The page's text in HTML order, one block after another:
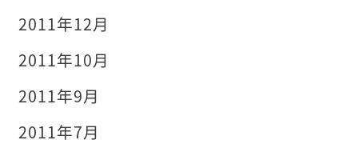
2011年12月
2011年10月
2011年9月
2011年7月